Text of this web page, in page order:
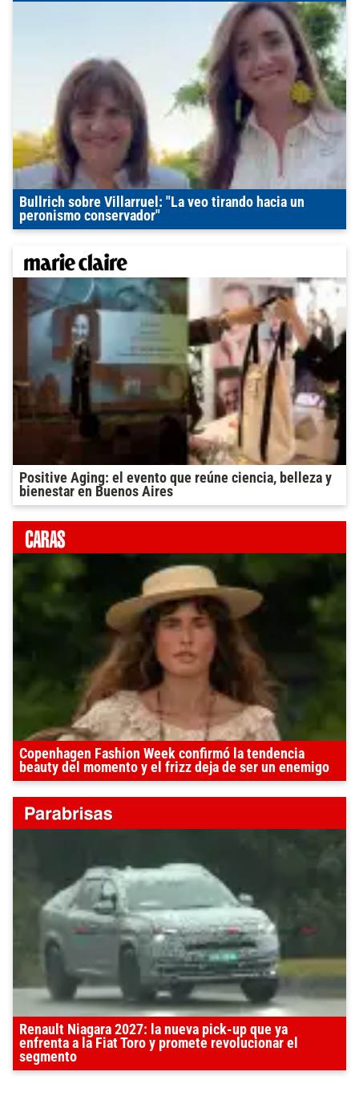
Bullrich sobre Villarruel: "La veo tirando hacia un
peronismo conservador"
Positive Aging: el evento que reúne ciencia, belleza y
bienestar en Buenos Aires
Copenhagen Fashion Week confirmó la tendencia
beauty del momento y el frizz deja de ser un enemigo
Renault Niagara 2027: la nueva pick-up que ya
enfrenta a la Fiat Toro y promete revolucionar el
segmento